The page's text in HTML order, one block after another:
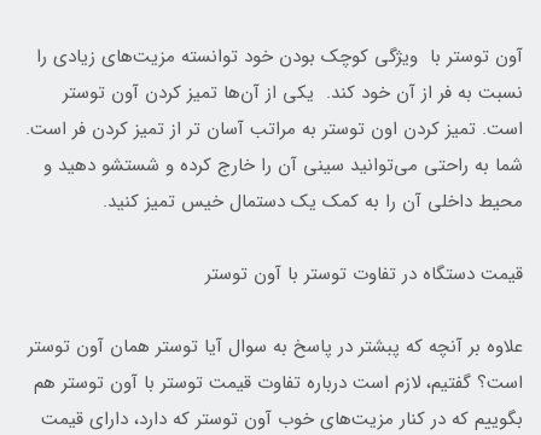
آون توستر با ویژگی کوچک بودن خود توانسته مزیت‌های زیادی را
نسبت به فر از آن خود کند. یکی از آن‌ها تمیز کردن آون توستر
است. تمیز کردن اون توستر به مراتب آسان تر از تمیز کردن فر است.
شما به راحتی می‌توانید سینی آن را خارج کرده و شستشو دهید و
محیط داخلی آن را به کمک یک دستمال خیس تمیز کنید.
قیمت دستگاه در تفاوت توستر با آون توستر
علاوه بر آنچه که پبشتر در پاسخ به سوال آیا توستر همان آون توستر
است؟ گفتیم، لازم است درباره تفاوت قیمت توستر با آون توستر هم
بگوییم که در کنار مزیت‌های خوب آون توستر که دارد، دارای قیمت